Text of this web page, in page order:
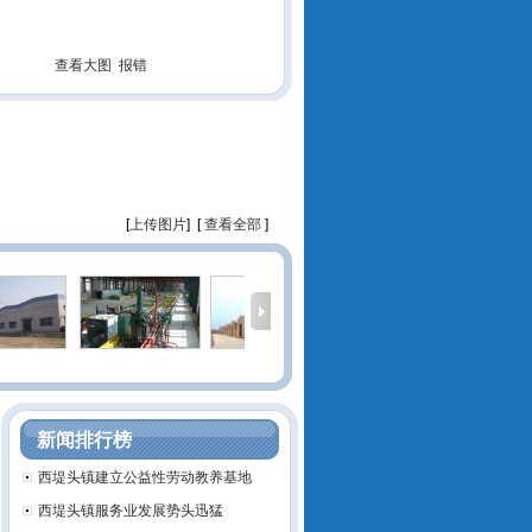
查看大图 报错
[上传图片] [查看全部]
新闻排行榜
西堤头镇建立公益性劳动教养基地
西堤头镇服务业发展势头迅猛